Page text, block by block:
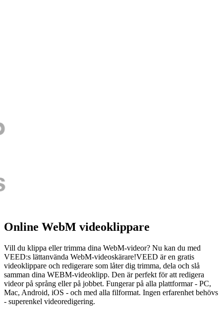
Online WebM videoklippare
Vill du klippa eller trimma dina WebM-videor? Nu kan du med
VEED:s lättanvända WebM-videoskärare!VEED är en gratis
videoklippare och redigerare som låter dig trimma, dela och slå
samman dina WEBM-videoklipp. Den är perfekt för att redigera
videor på språng eller på jobbet. Fungerar på alla plattformar - PC,
Mac, Android, iOS - och med alla filformat. Ingen erfarenhet behövs
- superenkel videoredigering.